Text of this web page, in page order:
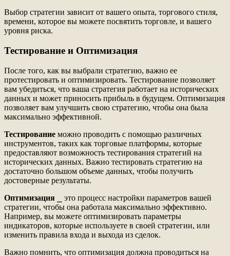
Выбор стратегии зависит от вашего опыта, торгового стиля,
времени, которое вы можете посвятить торговле, и вашего
уровня риска.
Тестирование и Оптимизация
После того, как вы выбрали стратегию, важно ее
протестировать и оптимизировать. Тестирование позволяет
вам убедиться, что ваша стратегия работает на исторических
данных и может приносить прибыль в будущем. Оптимизация
позволяет вам улучшить свою стратегию, чтобы она была
максимально эффективной.
Тестирование можно проводить с помощью различных
инструментов, таких как торговые платформы, которые
предоставляют возможность тестирования стратегий на
исторических данных. Важно тестировать стратегию на
достаточно большом объеме данных, чтобы получить
достоверные результаты.
Оптимизация ⎯ это процесс настройки параметров вашей
стратегии, чтобы она работала максимально эффективно.
Например, вы можете оптимизировать параметры
индикаторов, которые используете в своей стратегии, или
изменить правила входа и выхода из сделок.
Важно помнить, что оптимизация должна проводиться на